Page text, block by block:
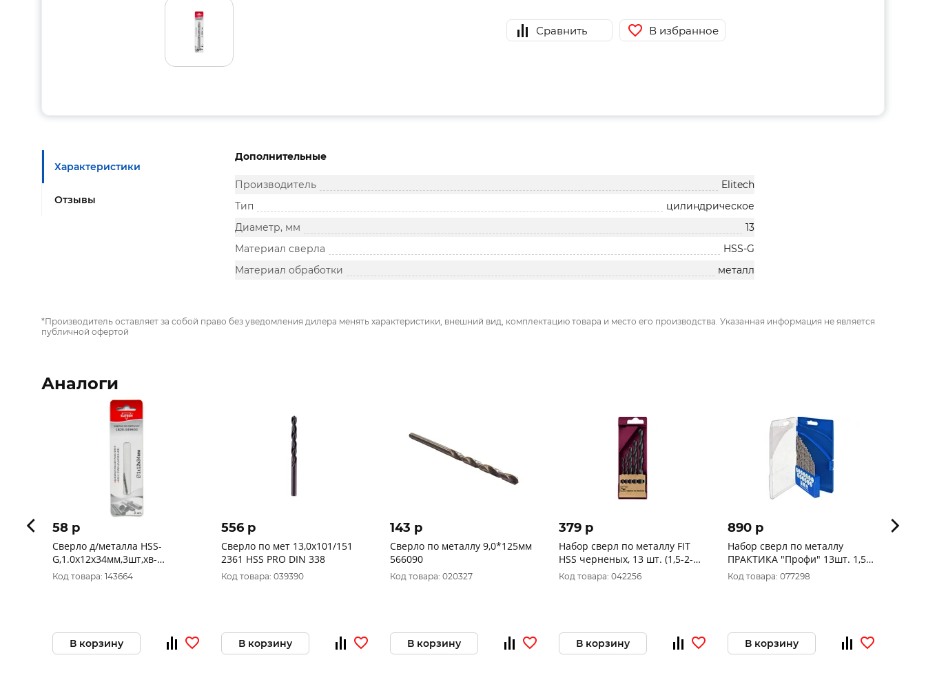
Сравнить В избранное
Характеристики
Отзывы
Дополнительные
Производитель
Elitech
Тип
цилиндрическое
Диаметр, мм
13
Материал сверла
HSS-G
Материал обработки
металл
*Производитель оставляет за собой право без уведомления дилера менять характеристики, внешний вид, комплектацию товара и место его производства. Указанная информация не является
публичной офертой
Аналоги
58 p
Сверло д/металла HSS-
G,1.0х12х34мм,3шт,хв-
цилиндр, ELITECH 1820.049600
Код товара: 143664
В корзину
556 p
Сверло по мет 13,0х101/151
2361 HSS PRO DIN 338
Код товара: 039390
В корзину
143 p
Сверло по металлу 9,0*125мм
566090
Код товара: 020327
В корзину
379 p
Набор сверл по металлу FIT
HSS черненых, 13 шт. (1,5-2-
2,5-3-3,2-3,5-4-4,5-4,8-
Код товара: 042256
В корзину
890 p
Набор сверл по металлу
ПРАКТИКА "Профи" 13шт. 1,5-
6,5 + 3,2, 4,2 мм ПРО кассета
640-278
Код товара: 077298
В корзину
100